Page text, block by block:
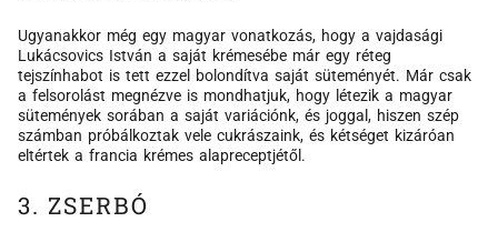
Ugyanakkor még egy magyar vonatkozás, hogy a vajdasági
Lukácsovics István a saját krémesébe már egy réteg
tejszínhabot is tett ezzel bolondítva saját süteményét. Már csak
a felsorolást megnézve is mondhatjuk, hogy létezik a magyar
sütemények sorában a saját variációnk, és joggal, hiszen szép
számban próbálkoztak vele cukrászaink, és kétséget kizáróan
eltértek a francia krémes alapreceptjétől.
3. ZSERBÓ